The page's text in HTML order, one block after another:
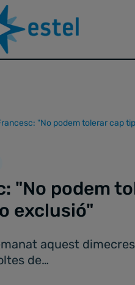
"No podem tolerar cap
"No podem
exclusió"
aquest
de…